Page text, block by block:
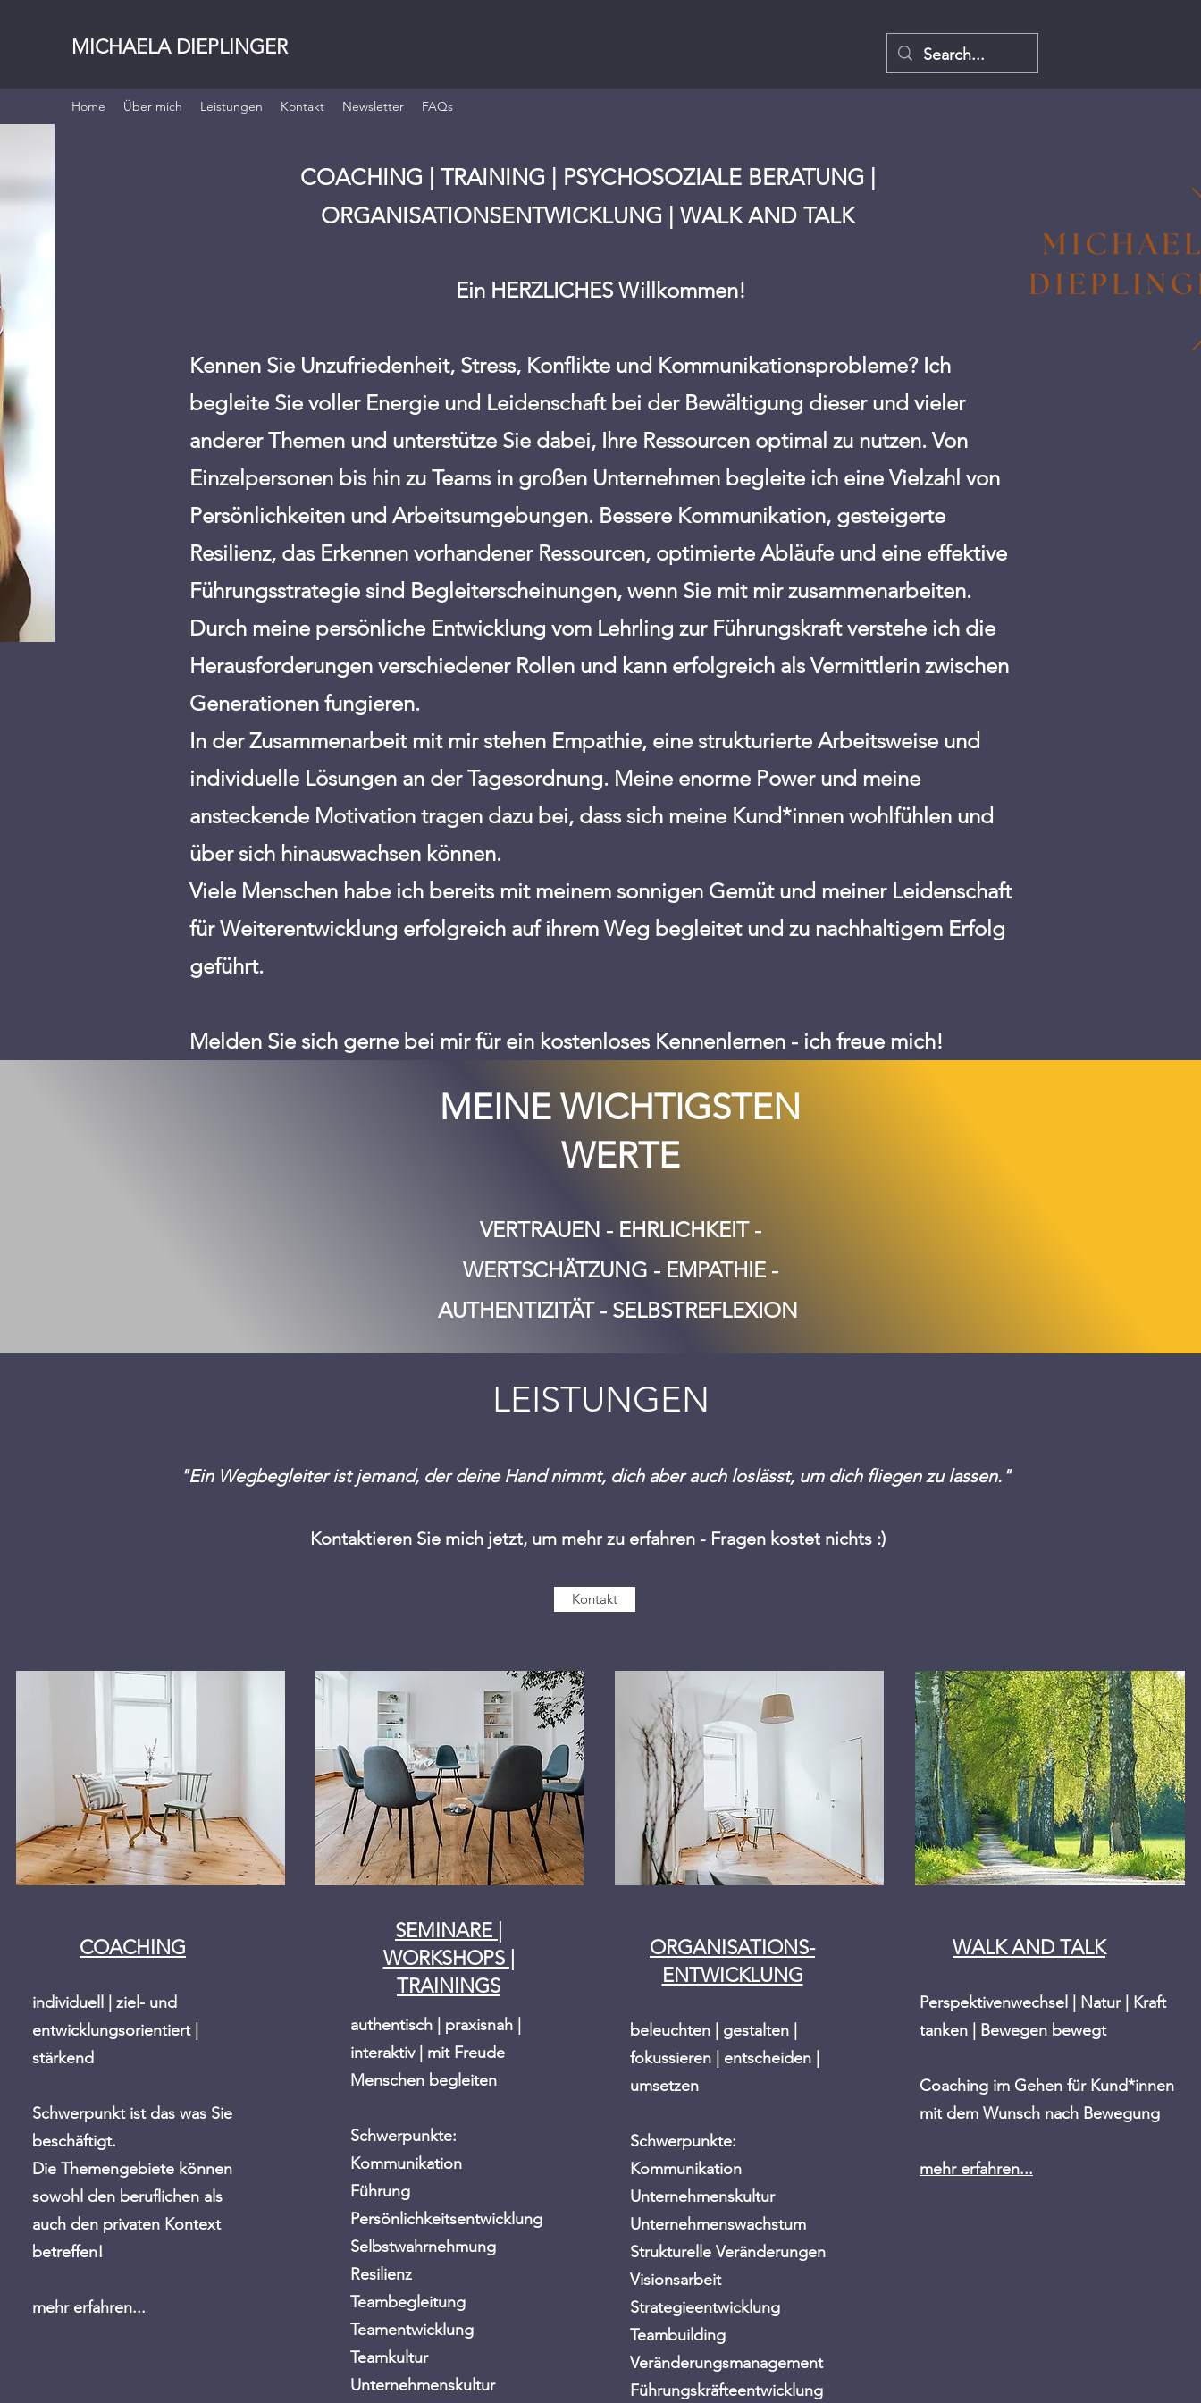
MICHAELA DIEPLINGER
Home Über mich Leistungen Kontakt Newsletter FAQs
COACHING | TRAINING | PSYCHOSOZIALE BERATUNG |
ORGANISATIONSENTWICKLUNG | WALK AND TALK
Ein HERZLICHES Willkommen!
Kennen Sie Unzufriedenheit, Stress, Konflikte und Kommunikationsprobleme? Ich
begleite Sie voller Energie und Leidenschaft bei der Bewältigung dieser und vieler
anderer Themen und unterstütze Sie dabei, Ihre Ressourcen optimal zu nutzen. Von
Einzelpersonen bis hin zu Teams in großen Unternehmen begleite ich eine Vielzahl von
Persönlichkeiten und Arbeitsumgebungen. Bessere Kommunikation, gesteigerte
Resilienz, das Erkennen vorhandener Ressourcen, optimierte Abläufe und eine effektive
Führungsstrategie sind Begleiterscheinungen, wenn Sie mit mir zusammenarbeiten.
Durch meine persönliche Entwicklung vom Lehrling zur Führungskraft verstehe ich die
Herausforderungen verschiedener Rollen und kann erfolgreich als Vermittlerin zwischen
Generationen fungieren.
In der Zusammenarbeit mit mir stehen Empathie, eine strukturierte Arbeitsweise und
individuelle Lösungen an der Tagesordnung. Meine enorme Power und meine
ansteckende Motivation tragen dazu bei, dass sich meine Kund*innen wohlfühlen und
über sich hinauswachsen können.
Viele Menschen habe ich bereits mit meinem sonnigen Gemüt und meiner Leidenschaft
für Weiterentwicklung erfolgreich auf ihrem Weg begleitet und zu nachhaltigem Erfolg
geführt.
Melden Sie sich gerne bei mir für ein kostenloses Kennenlernen - ich freue mich!
MEINE WICHTIGSTEN
WERTE
VERTRAUEN - EHRLICHKEIT -
WERTSCHÄTZUNG - EMPATHIE -
AUTHENTIZITÄT - SELBSTREFLEXION
LEISTUNGEN
"Ein Wegbegleiter ist jemand, der deine Hand nimmt, dich aber auch loslässt, um dich fliegen zu lassen."
Kontaktieren Sie mich jetzt, um mehr zu erfahren - Fragen kostet nichts:)
Kontakt
COACHING
individuell
| ziel- und
entwicklungsorientiert |
stärkend
Schwerpunkt ist das was Sie
beschäftigt.
Die Themengebiete können
sowohl den beruflichen als
auch den privaten Kontext
betreffen!
mehr erfahren...
SEMINARE |
WORKSHOPS |
TRAININGS
authentisch | praxisnah |
interaktiv | mit Freude
Menschen begleiten
Schwerpunkte:
Kommunikation
Führung
Persönlichkeitsentwicklung
Selbstwahrnehmung
Resilienz
Teambegleitung
Teamentwicklung
Teamkultur
Unternehmenskultur
ORGANISATIONS-
ENTWICKLUNG
beleuchten | gestalten |
fokussieren | entscheiden |
umsetzen
Schwerpunkte:
Kommunikation
Unternehmenskultur
Unternehmenswachstum
Strukturelle Veränderungen
Visionsarbeit
Strategieentwicklung
Teambuilding
Veränderungsmanagement
Führungskräfteentwicklung
WALK AND TALK
Perspektivenwechsel | Natur | Kraft
tanken | Bewegen bewegt
Coaching im Gehen für Kund*innen
mit dem Wunsch nach Bewegung
mehr erfahren...